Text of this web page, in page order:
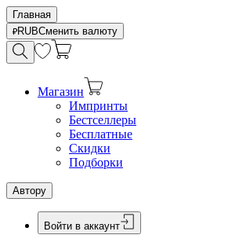
Главная
RUBСменить валюту
Магазин
Импринты
Бестселлеры
Бесплатные
Скидки
Подборки
Автору
Войти в аккаунт